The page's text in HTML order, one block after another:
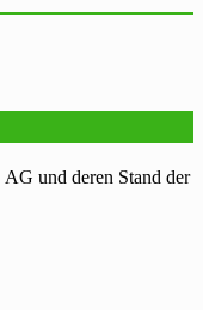
und deren Stand der